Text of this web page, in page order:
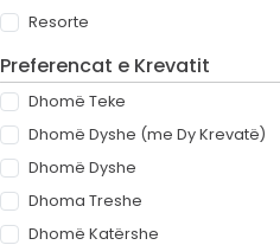
Resorte
Preferencat e Krevatit
Dhomë Teke
Dhomë Dyshe (me Dy Krevatë)
Dhomë Dyshe
Dhoma Treshe
Dhomë Katërshe